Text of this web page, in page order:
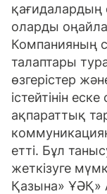
қағидалардың
оларды
Компанияның
талаптары
өзгерістер
істейтінін
ақпараттық
етті. Бұл
жеткізуге
Қазына» ҰӘҚ»